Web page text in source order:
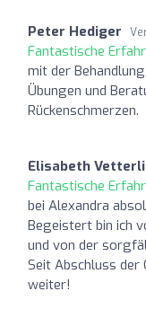
Peter Hediger
Fantastische
mit der
Übungen und
Rückenschmerzen.
Elisabeth Vetterli
Fantastische
bei Alexandra
Begeistert bin ich
und von der
Seit Abschluss der
weiter!